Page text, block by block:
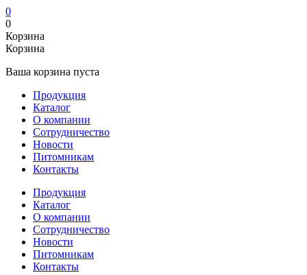
0
0
Корзина
Корзина
Ваша корзина пуста
Продукция
Каталог
О компании
Сотрудничество
Новости
Питомникам
Контакты
Продукция
Каталог
О компании
Сотрудничество
Новости
Питомникам
Контакты